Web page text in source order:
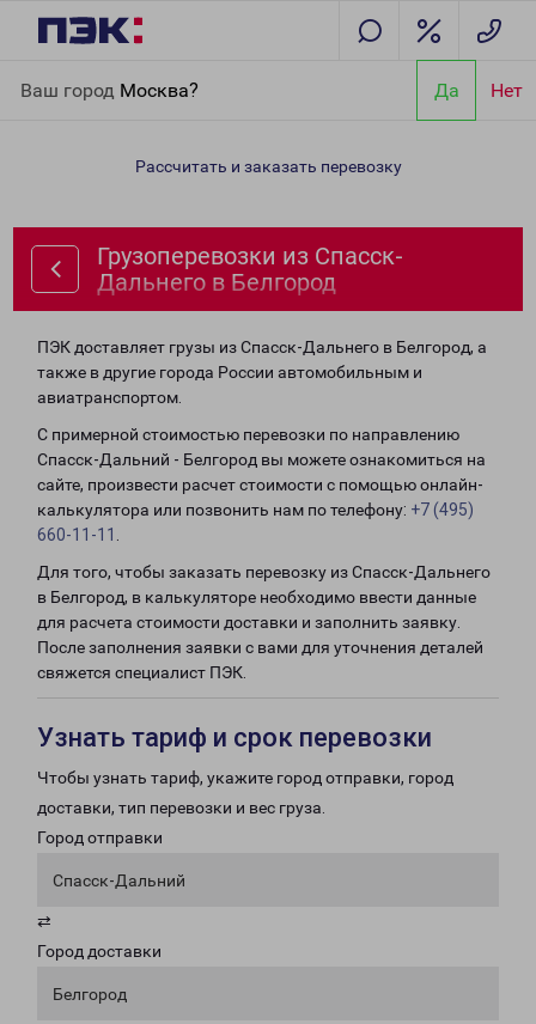
Ваш город Москва? Да Нет
Белгород
Рассчитать и заказать перевозку
Грузоперевозки из Спасск-
Дальнего в Белгород
ПЭК доставляет грузы из Спасск-Дальнего в Белгород, а
также в другие города России автомобильным и
авиатранспортом.
С примерной стоимостью перевозки по направлению
Спасск-Дальний - Белгород вы можете ознакомиться на
сайте, произвести расчет стоимости с помощью онлайн-
калькулятора или позвонить нам по телефону: +7 (495)
660-11-11
Для того, чтобы заказать перевозку из Спасск-Дальнего
в Белгород, в калькуляторе необходимо ввести данные
для расчета стоимости доставки и заполнить заявку.
После заполнения заявки с вами для уточнения деталей
свяжется специалист ПЭК.
Узнать тариф и срок перевозки
Чтобы узнать тариф, укажите город отправки, город
доставки, тип перевозки и вес груза.
Город отправки
Спасск-Дальний
⇄
Город доставки
Белгород